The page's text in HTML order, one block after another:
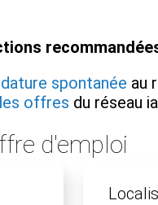
Organismes de
spontanée au
offres du réseau
d'emploi